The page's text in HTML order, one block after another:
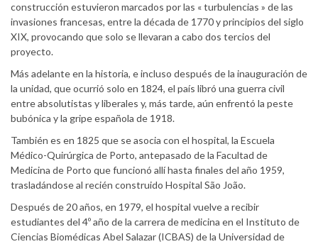
construcción estuvieron marcados por las « turbulencias » de las
invasiones francesas, entre la década de 1770 y principios del siglo
XIX, provocando que solo se llevaran a cabo dos tercios del
proyecto.
Más adelante en la historia, e incluso después de la inauguración de
la unidad, que ocurrió solo en 1824, el país libró una guerra civil
entre absolutistas y liberales y, más tarde, aún enfrentó la peste
bubónica y la gripe española de 1918.
También es en 1825 que se asocia con el hospital, la Escuela
Médico-Quirúrgica de Porto, antepasado de la Facultad de
Medicina de Porto que funcionó allí hasta finales del año 1959,
trasladándose al recién construido Hospital São João.
Después de 20 años, en 1979, el hospital vuelve a recibir
estudiantes del 4º año de la carrera de medicina en el Instituto de
Ciencias Biomédicas Abel Salazar (ICBAS) de la Universidad de